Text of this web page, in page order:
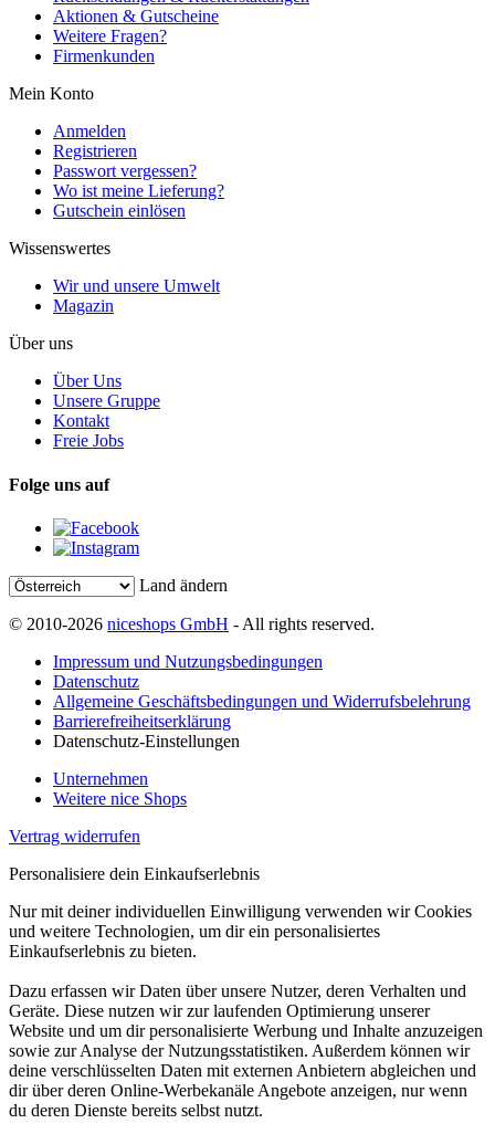
Aktionen & Gutscheine
Weitere Fragen?
Firmenkunden
Mein Konto
Anmelden
Registrieren
Passwort vergessen?
Wo ist meine Lieferung?
Gutschein einlösen
Wissenswertes
Wir und unsere Umwelt
Magazin
Über uns
Über Uns
Unsere Gruppe
Kontakt
Freie Jobs
Folge uns auf
Land ändern
© 2010-2026 niceshops GmbH - All rights reserved.
Impressum und Nutzungsbedingungen
Datenschutz
Allgemeine Geschäftsbedingungen und Widerrufsbelehrung
Barrierefreiheitserklärung
Datenschutz-Einstellungen
Unternehmen
Weitere nice Shops
Vertrag widerrufen
Personalisiere dein Einkaufserlebnis
Nur mit deiner individuellen Einwilligung verwenden wir Cookies
und weitere Technologien, um dir ein personalisiertes
Einkaufserlebnis zu bieten.
Dazu erfassen wir Daten über unsere Nutzer, deren Verhalten und
Geräte. Diese nutzen wir zur laufenden Optimierung unserer
Website und um dir personalisierte Werbung und Inhalte anzuzeigen
sowie zur Analyse der Nutzungsstatistiken. Außerdem können wir
deine verschlüsselten Daten mit externen Anbietern abgleichen und
dir über deren Online-Werbekanäle Angebote anzeigen, nur wenn
du deren Dienste bereits selbst nutzt.